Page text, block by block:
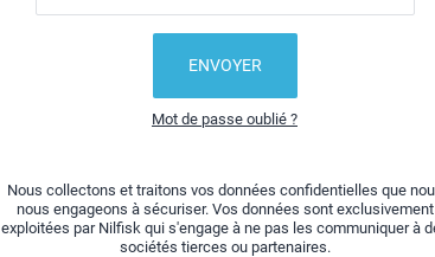
Mot de passe oublié ?
Nous collectons et traitons vos données confidentielles que
nous engageons à sécuriser. Vos données sont exclusivement
exploitées par Nilfisk qui s'engage à ne pas les communiquer à
sociétés tierces ou partenaires.